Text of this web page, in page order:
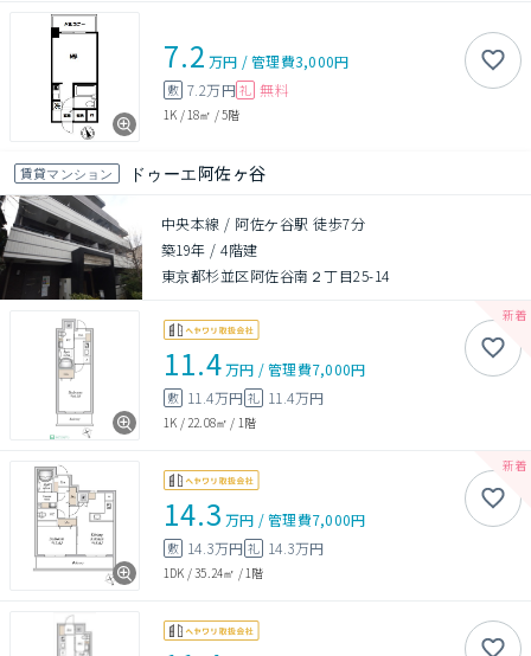
7.2 万円 /管理費3,000円
敷 7.2万円 礼 無料
1K / 18㎡ /5階
賃貸マンション ドゥーエ阿佐ヶ谷
中央本線 / 阿佐ケ谷駅 徒歩7分
築19年 /4階建
東京都杉並区阿佐谷南２丁目25-14
11.4万円 /管理費7,000円
敷 11.4万円 礼 11.4万円
1K /22.08㎡ / 1階
14.3 万円 /管理費7,000円
敷 14.3万円 礼 14.3万円
1DK /35.24㎡ /1階